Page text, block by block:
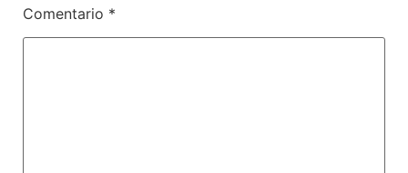
Comentario *